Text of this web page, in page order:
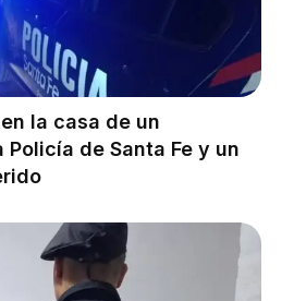
la casa de un
de Santa Fe y un